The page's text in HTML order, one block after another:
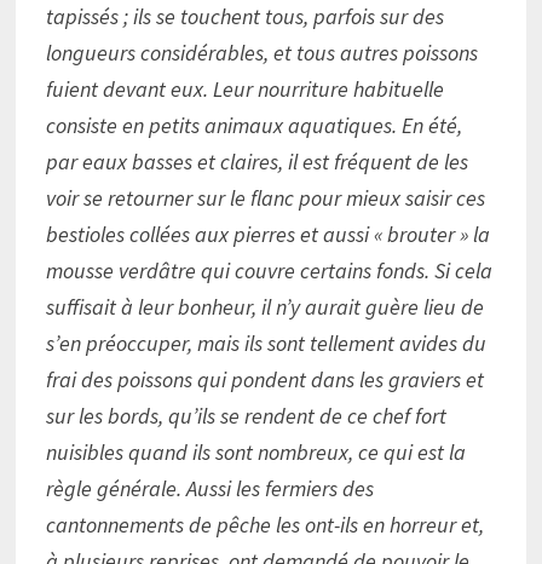
tapissés ; ils se touchent tous, parfois sur des
longueurs considérables, et tous autres poissons
fuient devant eux. Leur nourriture habituelle
consiste en petits animaux aquatiques. En été,
par eaux basses et claires, il est fréquent de les
voir se retourner sur le flanc pour mieux saisir ces
bestioles collées aux pierres et aussi « brouter » la
mousse verdâtre qui couvre certains fonds. Si cela
suffisait à leur bonheur, il n’y aurait guère lieu de
s’en préoccuper, mais ils sont tellement avides du
frai des poissons qui pondent dans les graviers et
sur les bords, qu’ils se rendent de ce chef fort
nuisibles quand ils sont nombreux, ce qui est la
règle générale. Aussi les fermiers des
cantonnements de pêche les ont-ils en horreur et,